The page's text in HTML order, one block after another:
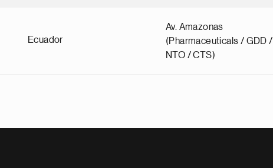
Ecuador
Av. Amazonas
(Pharmaceuticals / GDD /
NTO / CTS)